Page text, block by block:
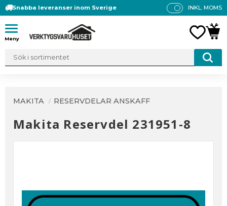
Meny
Snabba leveranser inom Sverige
P
INKL. MOMS
MAKITA RESERVDELAR ANSKAFF
Makita Reservdel 231951-8